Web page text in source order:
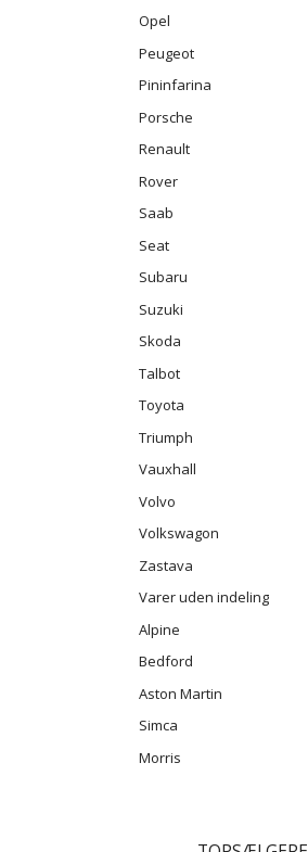
Opel
Peugeot
Pininfarina
Porsche
Renault
Rover
Saab
Seat
Subaru
Suzuki
Skoda
Talbot
Toyota
Triumph
Vauxhall
Volvo
Volkswagon
Zastava
Varer uden indeling
Alpine
Bedford
Aston Martin
Simca
Morris